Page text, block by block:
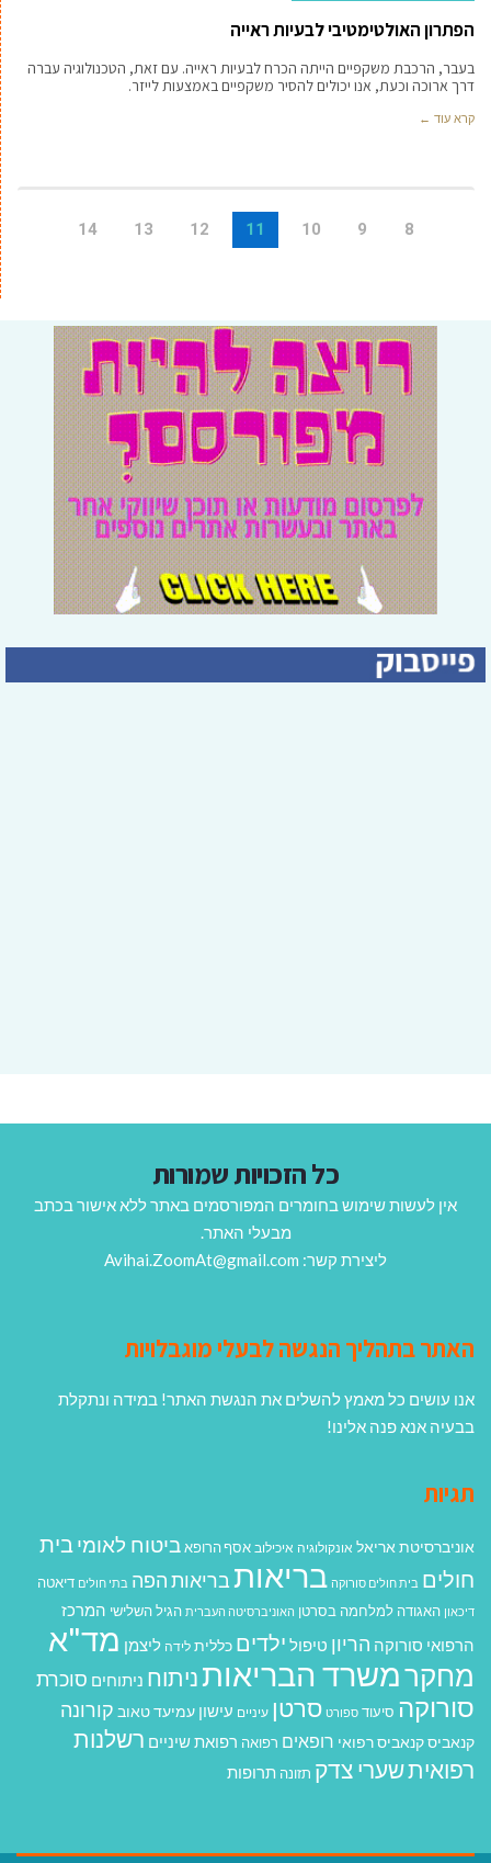
הפתרון האולטימטיבי לבעיות ראייה
בעבר, הרכבת משקפיים הייתה הכרח לבעיות ראייה. עם זאת, הטכנולוגיה עברה
דרך ארוכה וכעת, אנו יכולים להסיר משקפיים באמצעות לייזר.
קרא עוד ←
8
9
10
11
12
13
14
כל הזכויות שמורות
אין לעשות שימוש בחומרים המפורסמים באתר ללא אישור בכתב
מבעלי האתר.
ליצירת קשר: Avihai.ZoomAt@gmail.com
האתר בתהליך הנגשה לבעלי מוגבלויות
אנו עושים כל מאמץ להשלים את הנגשת האתר! במידה ונתקלת
בבעיה אנא פנה אלינו!
תגיות
אוניברסיטת אריאל אונקולוגיה איכילוב אסף הרופא ביטוח לאומיבית
חולים בית חולים סורוקה בריאותבריאות הפה בתי חולים דיאטה
דיכאון האגודה למלחמה בסרטן האוניברסיטה העברית הגיל השלישי המרכז
הרפואי סורוקה הריון טיפול ילדים כללית לידה ליצמן מד"א
מחקרמשרד הבריאותניתוח ניתוחים סוכרת
סורוקה סיעוד ספורט סרטן עיניים עישון עמיעד טאוב קורונה
קנאביסקנאביס רפואי רופאים רפואה רפואת שיניים רשלנות
רפואיתשערי צדק תזונה תרופות